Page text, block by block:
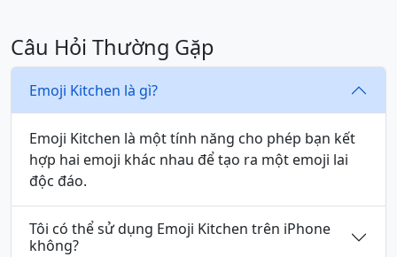
👨‍🔬
👩‍🔬 🧑‍🔬
👨‍🎤
👩‍🎤 🧑‍🎤
🧑‍🎨
👨‍✈️
👩‍✈️ 🧑‍✈️ 👨‍🚀 👩‍🚀
🧑‍🚀
👨‍🚒
👩‍🚒 🧑‍🚒 👮 👮‍♂️
👮‍♀️
Câu Hỏi Thường Gặp
Emoji Kitchen là gì?
Emoji Kitchen là một tính năng cho phép bạn kết
hợp hai emoji khác nhau để tạo ra một emoji lai
độc đáo.
Tôi có thể sử dụng Emoji Kitchen trên iPhone
không?